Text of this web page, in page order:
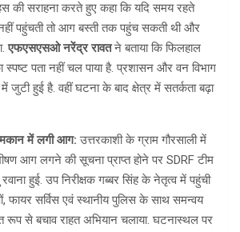
की सराहना करते हुए कहा कि यदि समय रहते
पहुंचती तो आग बस्ती तक पहुंच सकती थी और
एफएसएसओ नरेंद्र रावतने बताया कि फिलहाल
पता नहीं चल पाया है. प्रशासन और वन विभाग
जुटी हुई है. वहीं घटना के बाद क्षेत्र में सतर्कता बढ़ा
मकान में लगी आग:उत्तरकाशी के ग्राम गौरसाली में
आग लगने की सूचना प्राप्त होने पर SDRF टीम
हुई. उप निरीक्षक गब्बर सिंह के नेतृत्व में पहुंची
फायर सर्विस एवं स्थानीय पुलिस के साथ समन्वय
रूप से बचाव राहत अभियान चलाया. घटनास्थल पर